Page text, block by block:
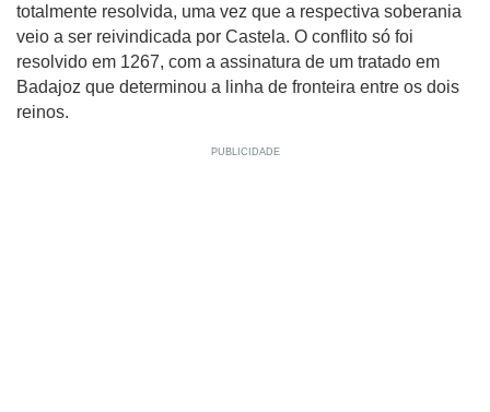
totalmente resolvida, uma vez que a respectiva soberania
veio a ser reivindicada por Castela. O conflito só foi
resolvido em 1267, com a assinatura de um tratado em
Badajoz que determinou a linha de fronteira entre os dois
reinos.